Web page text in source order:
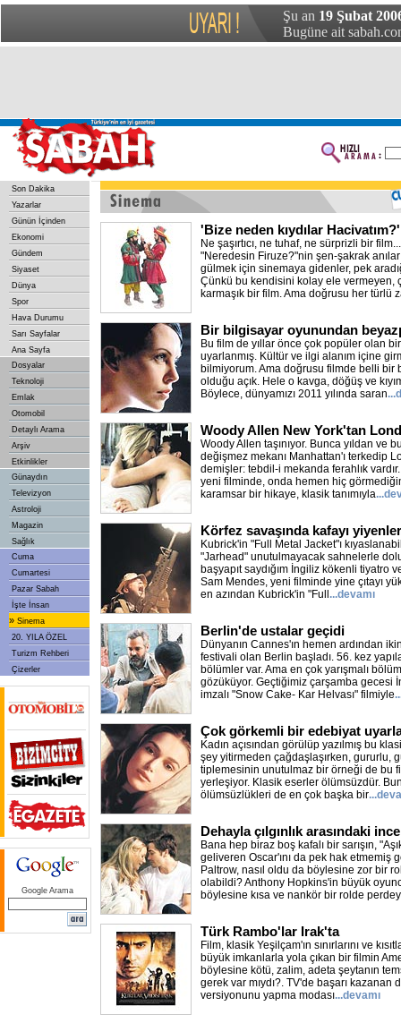
Şu an 19 Şubat
Bugüne ait
Son Dakika
Yazarlar
Günün İçinden
Ekonomi
Gündem
Siyaset
Dünya
Spor
Hava Durumu
Sarı Sayfalar
Ana Sayfa
Dosyalar
Teknoloji
Emlak
Otomobil
Detaylı Arama
Arşiv
Etkinlikler
Günaydın
Televizyon
Astroloji
Magazin
Sağlık
Cuma
Cumartesi
Pazar Sabah
İşte İnsan
» Sinema
20. YILA ÖZEL
Turizm Rehberi
Çizerler
Google Arama
'Bize neden kıydılar
Ne şaşırtıcı, ne tuhaf, ne sürprizli bir
"Neredesin Firuze?"nin şen-şakrak
gülmek için sinemaya gidenler, pek
Çünkü bu kendisini kolay ele vermeyen,
karmaşık bir film. Ama doğrusu her türlü
Bir bilgisayar oyunundan
Bu film de yıllar önce çok popüler olan
uyarlanmış. Kültür ve ilgi alanım içine
bilmiyorum. Ama doğrusu filmde belli bir
olduğu açık. Hele o kavga, döğüş ve
Böylece, dünyamızı 2011 yılında saran
Woody Allen New York'tan
Woody Allen taşınıyor. Bunca yıldan ve
değişmez mekanı Manhattan'ı terkedip
demişler: tebdil-i mekanda ferahlık
yeni filminde, onda hemen hiç
karamsar bir hikaye, klasik tanımıyla
Körfez savaşında kafayı
Kubrick'in "Full Metal Jacket"ı
"Jarhead" unutulmayacak sahnelerle
başyapıt saydığım İngiliz kökenli tiyatro
Sam Mendes, yeni filminde yine çıtayı
en azından Kubrick'in "Full ...devamı
Berlin'de ustalar geçidi
Dünyanın Cannes'ın hemen ardından
festivali olan Berlin başladı. 56. kez
bölümler var. Ama en çok yarışmalı
gözüküyor. Geçtiğimiz çarşamba gecesi
imzalı "Snow Cake- Kar Helvası" filmiyle
Çok görkemli bir edebiyat
Kadın açısından görülüp yazılmış bu
şey yitirmeden çağdaşlaşırken, gururlu,
tiplemesinin unutulmaz bir örneği de bu
yerleşiyor. Klasik eserler ölümsüzdür.
ölümsüzlükleri de en çok başka bir
Dehayla çılgınlık arasındaki
Bana hep biraz boş kafalı bir sarışın,
geliveren Oscar'ını da pek hak etmemiş
Paltrow, nasıl oldu da böylesine zor bir
olabildi? Anthony Hopkins'in büyük
böylesine kısa ve nankör bir rolde
Türk Rambo'lar Irak'ta
Film, klasik Yeşilçam'ın sınırlarını ve
büyük imkanlarla yola çıkan bir filmin
böylesine kötü, zalim, adeta şeytanın
gerek var mıydı?. TV'de başarı kazanan
versiyonunu yapma modası...devamı